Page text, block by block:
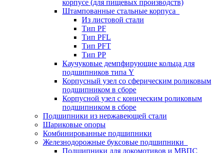
корпусе (для пищевых производств)
Штампованные стальные корпуса
Из листовой стали
Тип PF
Тип PFL
Тип PFT
Тип PP
Каучуковые демпфирующие кольца для
подшипников типа Y
Корпусный узел со сферическим роликовым
подшипником в сборе
Корпусной узел с коническим роликовым
подшипником в сборе
Подшипники из нержавеющей стали
Шариковые опоры
Комбинированные подшипники
Железнодорожные буксовые подшипники
Подшипники для локомотивов и МВПС